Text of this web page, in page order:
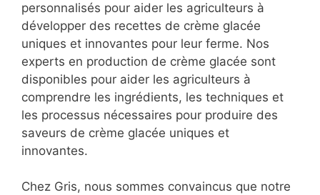
personnalisés pour aider les agriculteurs à
développer des recettes de crème glacée
uniques et innovantes pour leur ferme. Nos
experts en production de crème glacée sont
disponibles pour aider les agriculteurs à
comprendre les ingrédients, les techniques et
les processus nécessaires pour produire des
saveurs de crème glacée uniques et
innovantes.
Chez Gris, nous sommes convaincus que notre